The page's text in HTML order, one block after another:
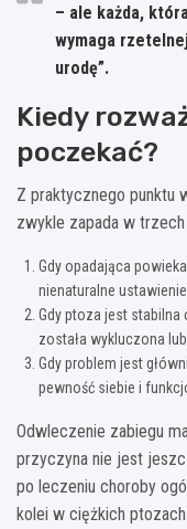
– ale każda,
wymaga
urodę”.
Kiedy
poczekać?
Z praktycznego punktu
zwykle zapada w
Gdy opadająca
nienaturalne
Gdy ptoza jest
została wykluczona
Gdy problem jest
pewność siebie i
Odwleczenie zabiegu
przyczyna nie jest
po leczeniu choroby
kolei w ciężkich